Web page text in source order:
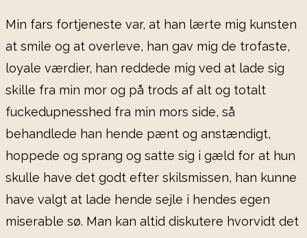
Min fars fortjeneste var, at han lærte mig kunsten
at smile og at overleve, han gav mig de trofaste,
loyale værdier, han reddede mig ved at lade sig
skille fra min mor og på trods af alt og totalt
fuckedupnesshed fra min mors side, så
behandlede han hende pænt og anstændigt,
hoppede og sprang og satte sig i gæld for at hun
skulle have det godt efter skilsmissen, han kunne
have valgt at lade hende sejle i hendes egen
miserable sø. Man kan altid diskutere hvorvidt det